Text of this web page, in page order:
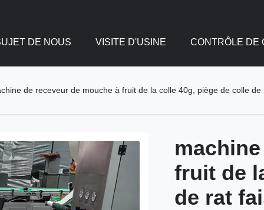
DE NOUS VISITE D'USINE CONTRÔLE DE
de receveur de mouche à fruit de la colle 40g, piège de colle
fruit de
de rat